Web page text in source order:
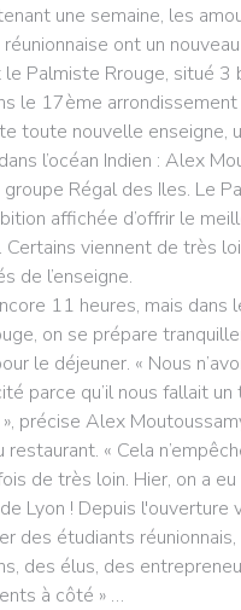
une semaine, les
ont un
Palmiste Rrouge, situé 3
le 17ème arrondissement
toute nouvelle enseigne,
l’océan Indien : Alex
Régal des Iles. Le
affichée d’offrir le
Certains viennent de très
de l’enseigne.
11 heures, mais dans
on se prépare
le déjeuner. « Nous
parce qu’il nous fallait un
», précise Alex
« Cela
de très loin. Hier, on a
Lyon ! Depuis l'ouverture
des étudiants
des élus, des
à côté » …